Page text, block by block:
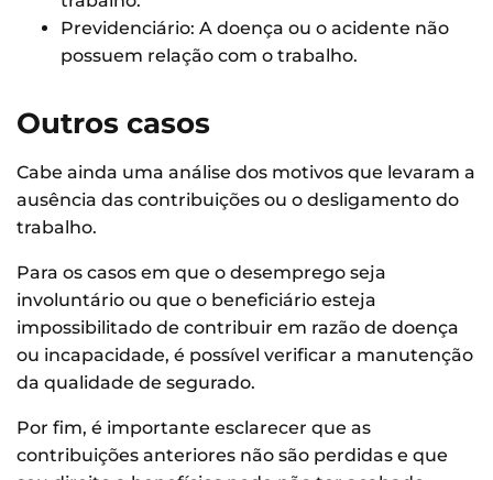
Previdenciário: A doença ou o acidente não
possuem relação com o trabalho.
Outros casos
Cabe ainda uma análise dos motivos que levaram a
ausência das contribuições ou o desligamento do
trabalho.
Para os casos em que o desemprego seja
involuntário ou que o beneficiário esteja
impossibilitado de contribuir em razão de doença
ou incapacidade, é possível verificar a manutenção
da qualidade de segurado.
Por fim, é importante esclarecer que as
contribuições anteriores não são perdidas e que